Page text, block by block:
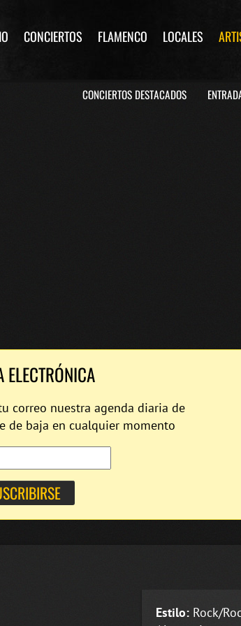
CONCIERTOS FLAMENCO LOCALES
CONCIERTOS DESTACADOS
ELECTRÓNICA
correo nuestra agenda diaria de
de baja en cualquier momento
Estilo: Rock/